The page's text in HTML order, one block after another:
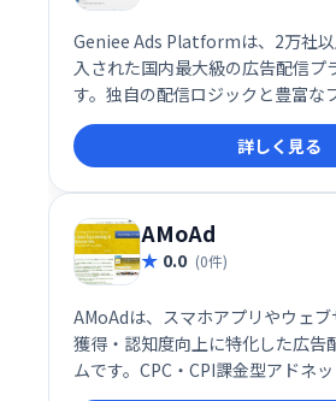
Geniee Ads Platformは、2万社
入された国内最大級の広告配信プ
す。独自の配信ロジックと豊富な
収益を最大化し、高度なアドテク
オーディエンスを低単価で獲得で
ットフォームによる分析・活用で
果の最大化を支援します。メディ
題解決に貢献します。
詳しく見る
AMoAd
0.0 (0件)
AMoAdは、スマホアプリやウェ
獲得・認知度向上に特化した広告
ムです。CPC・CPI課金型アドネ
クリックまたはアプリインストー